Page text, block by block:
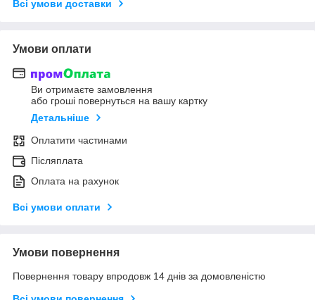
Всі умови доставки
Умови оплати
Ви отримаєте замовлення
або гроші повернуться на вашу картку
Детальніше
Оплатити частинами
Післяплата
Оплата на рахунок
Всі умови оплати
Умови повернення
Повернення товару впродовж 14 днів за домовленістю